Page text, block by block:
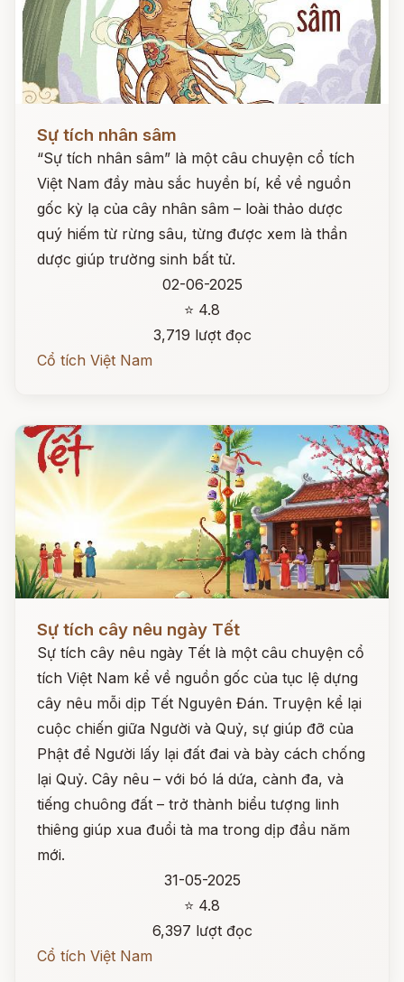
Sự tích nhân sâm
“Sự tích nhân sâm” là một câu chuyện cổ tích
Việt Nam đầy màu sắc huyền bí, kể về nguồn
gốc kỳ lạ của cây nhân sâm – loài thảo dược
quý hiếm từ rừng sâu, từng được xem là thần
dược giúp trường sinh bất tử.
02-06-2025
⭐ 4.8
3,719 lượt đọc
Cổ tích Việt Nam
Sự tích cây nêu ngày Tết
Sự tích cây nêu ngày Tết là một câu chuyện cổ
tích Việt Nam kể về nguồn gốc của tục lệ dựng
cây nêu mỗi dịp Tết Nguyên Đán. Truyện kể lại
cuộc chiến giữa Người và Quỷ, sự giúp đỡ của
Phật để Người lấy lại đất đai và bày cách chống
lại Quỷ. Cây nêu – với bó lá dứa, cành đa, và
tiếng chuông đất – trở thành biểu tượng linh
thiêng giúp xua đuổi tà ma trong dịp đầu năm
mới.
31-05-2025
⭐ 4.8
6,397 lượt đọc
Cổ tích Việt Nam